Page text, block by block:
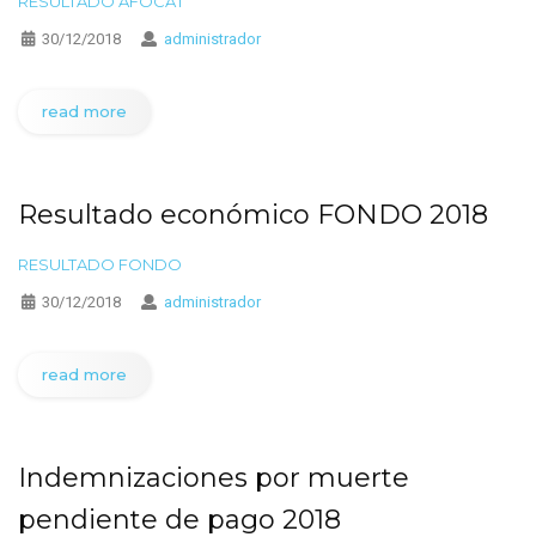
30/12/2018 administrador
read more
Resultado económico FONDO 2018
RESULTADO FONDO
30/12/2018 administrador
read more
Indemnizaciones por muerte
pendiente de pago 2018